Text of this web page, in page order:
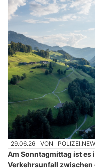
29.06.26 VON
Am Sonntagmittag ist es
Verkehrsunfall zwischen